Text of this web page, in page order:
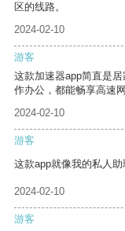
区的线路。
2024-02-10
游客
这款加速器app简直是
作办公，都能畅享高速
2024-02-10
游客
这款app就像我的私人助
2024-02-10
游客